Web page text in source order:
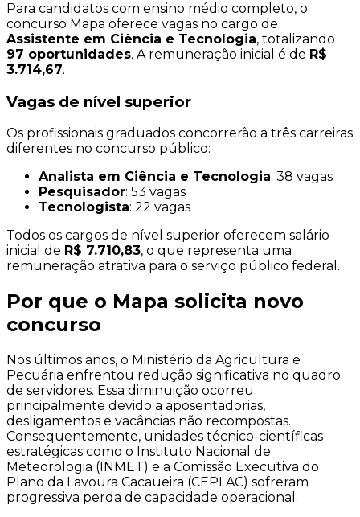
Para candidatos com ensino médio completo, o
concurso Mapa oferece vagas no cargo de
Assistente em Ciência e Tecnologia, totalizando
97 oportunidades. A remuneração inicial é de R$
3.714,67.
Vagas de nível superior
Os profissionais graduados concorrerão a três carreiras
diferentes no concurso público:
Analista em Ciência e Tecnologia: 38 vagas
Pesquisador: 53 vagas
Tecnologista: 22 vagas
Todos os cargos de nível superior oferecem salário
inicial de R$ 7.710,83, o que representa uma
remuneração atrativa para o serviço público federal.
Por que o Mapa solicita novo
concurso
Nos últimos anos, o Ministério da Agricultura e
Pecuária enfrentou redução significativa no quadro
de servidores. Essa diminuição ocorreu
principalmente devido a aposentadorias,
desligamentos e vacâncias não recompostas.
Consequentemente, unidades técnico-científicas
estratégicas como o Instituto Nacional de
Meteorologia (INMET) e a Comissão Executiva do
Plano da Lavoura Cacaueira (CEPLAC) sofreram
progressiva perda de capacidade operacional.